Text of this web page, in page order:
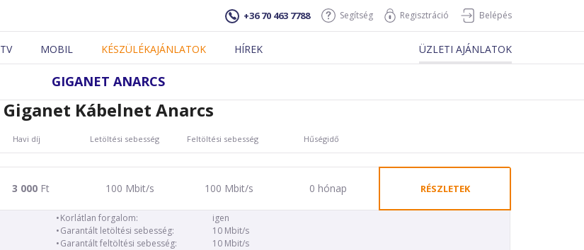
+36 70 463 7788 Segítség Regisztráció Belépés
TV MOBIL KÉSZÜLÉKAJÁNLATOK HÍREK ÜZLETI AJÁNLATOK
GIGANET ANARCS
Giganet Kábelnet Anarcs
Havi díj Letöltési sebesség Feltöltési sebesség Hűségidő
3 000Ft 100 Mbit/s 100 Mbit/s 0 hónap RÉSZLETEK
Korlátlan forgalom:
igen
Garantált letöltési sebesség:
10 Mbit/s
Garantált feltöltési sebesség:
10 Mbit/s